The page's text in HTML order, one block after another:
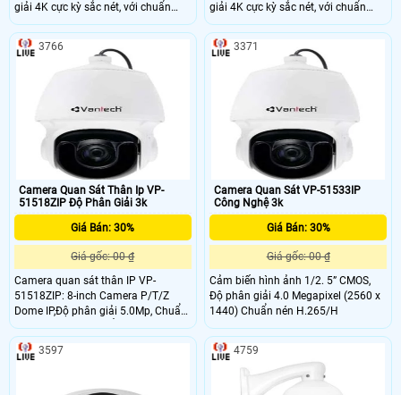
giải 4K cực kỳ sắc nét, với chuẩn
nén H.265 sẽ giúp tiết kiệm 75%
băng thông, hỗ trợ Onvif kết nối
được với tất cả các sản phẩm khác.
giải 4K cực kỳ sắc nét, với chuẩn
nén H.265 sẽ giúp tiết kiệm 75%
băng thông, hỗ trợ Onvif kết nối
được với tất cả các sản phẩm khác.
Camera Quan Sát Thân Ip VP-
51518ZIP Độ Phân Giải 3k
Giá Bán: 30%
Giá gốc: 00 ₫
Camera quan sát thân IP VP-
51518ZIP: 8-inch Camera P/T/Z
Dome IP,Độ phân giải 5.0Mp, Chuẩn
nén H.265+/H.265 Ống kính 5
3766
Camera Quan Sát VP-51533IP
Công Nghệ 3k
Giá Bán: 30%
Giá gốc: 00 ₫
Cảm biến hình ảnh 1/2. 5” CMOS,
Độ phân giải 4.0 Megapixel (2560 x
1440) Chuẩn nén H.265/H
3371
3597 4759